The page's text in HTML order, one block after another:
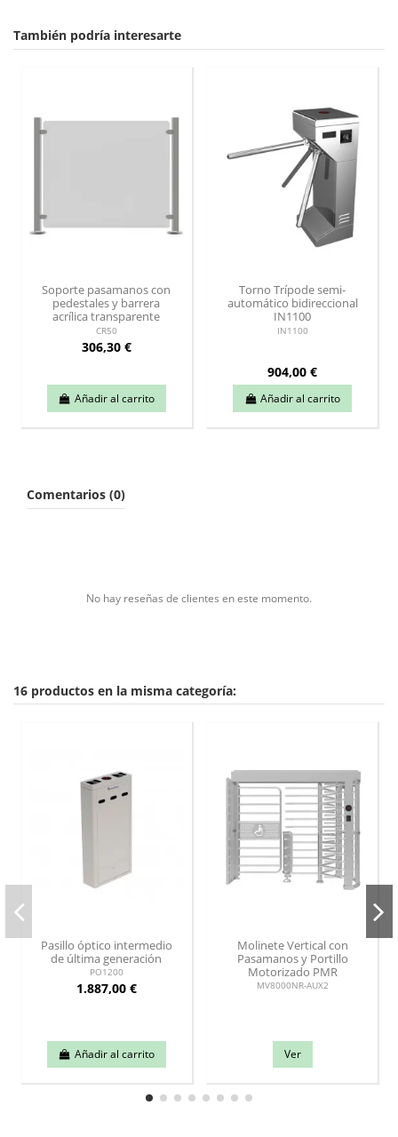
También podría interesarte
Soporte pasamanos con
pedestales y barrera
acrílica transparente
CR50
306,30 €
Añadir al carrito
Torno Trípode semi-
automático bidireccional
IN1100
IN1100
904,00 €
Añadir al carrito
Comentarios (0)
No hay reseñas de clientes en este momento.
16 productos en la misma categoría:
Pasillo óptico intermedio
de última generación
PO1200
1.887,00 €
Añadir al carrito
Molinete Vertical con
Pasamanos y Portillo
Motorizado PMR
MV8000NR-AUX2
Ver